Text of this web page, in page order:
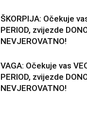
ŠKORPIJA: Očekuje
PERIOD, zvijezde
NEVJEROVATNO!
VAGA: Očekuje vas
PERIOD, zvijezde
NEVJEROVATNO!